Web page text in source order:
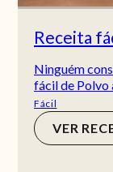
Receita
Ninguém
fácil de Polvo
Fácil
VER